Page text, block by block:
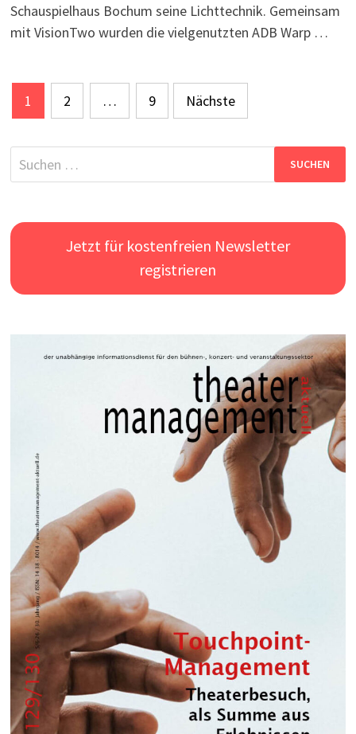
Schauspielhaus Bochum seine Lichttechnik. Gemeinsam
mit VisionTwo wurden die vielgenutzten ADB Warp …
Seitennummerierung
der
Beiträge
1 2 … 9 Nächste
Suchen
nach:
Jetzt für kostenfreien Newsletter
registrieren